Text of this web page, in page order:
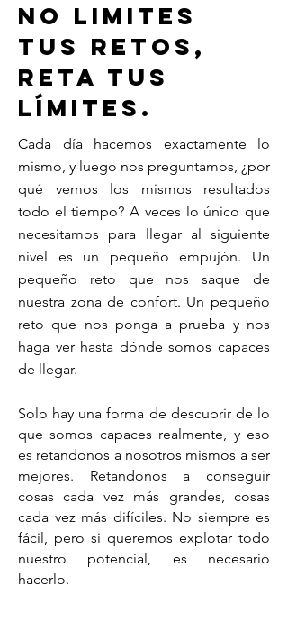
No limites
tus retos,
reta tus
límites.
Cada día hacemos exactamente lo
mismo, y luego nos preguntamos, ¿por
qué vemos los mismos resultados
todo el tiempo? A veces lo único que
necesitamos para llegar al siguiente
nivel es un pequeño empujón. Un
pequeño reto que nos saque de
nuestra zona de confort. Un pequeño
reto que nos ponga a prueba y nos
haga ver hasta dónde somos capaces
de llegar.
Solo hay una forma de descubrir de lo
que somos capaces realmente, y eso
es retandonos a nosotros mismos a ser
mejores. Retandonos a conseguir
cosas cada vez más grandes, cosas
cada vez más difíciles. No siempre es
fácil, pero si queremos explotar todo
nuestro potencial, es necesario
hacerlo.